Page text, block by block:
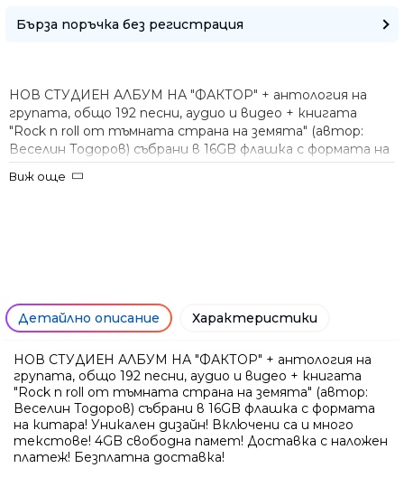
Бърза поръчка без регистрация
Само
Ние ще се свържем с вас в
НОВ СТУДИЕН АЛБУМ НА "ФАКТОР" + антология на
групата, общо 192 песни, аудио и видео + книгата
"Rock n roll от тъмната страна на земята" (автор:
Веселин Тодоров) събрани в 16GB флашка с формата на
китара!
Виж още
Детайлно описание Характеристики
НОВ СТУДИЕН АЛБУМ НА "ФАКТОР" + антология на
групата, общо 192 песни, аудио и видео + книгата
"Rock n roll от тъмната страна на земята" (автор:
Веселин Тодоров) събрани в 16GB флашка с формата
на китара! Уникален дизайн! Включени са и много
текстове! 4GB свободна памет! Доставка с наложен
платеж! Безплатна доставка!